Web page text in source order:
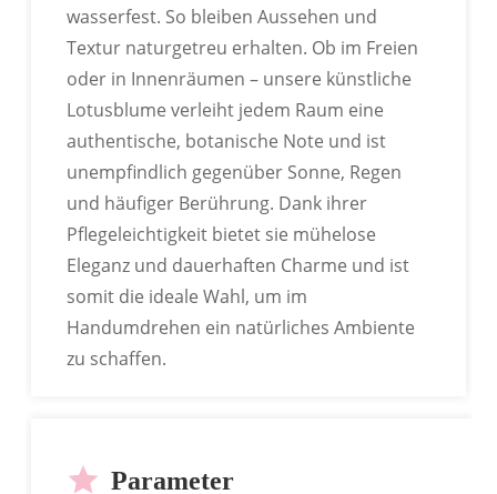
wasserfest. So bleiben Aussehen und
Textur naturgetreu erhalten. Ob im Freien
oder in Innenräumen – unsere künstliche
Lotusblume verleiht jedem Raum eine
authentische, botanische Note und ist
unempfindlich gegenüber Sonne, Regen
und häufiger Berührung. Dank ihrer
Pflegeleichtigkeit bietet sie mühelose
Eleganz und dauerhaften Charme und ist
somit die ideale Wahl, um im
Handumdrehen ein natürliches Ambiente
zu schaffen.
Parameter